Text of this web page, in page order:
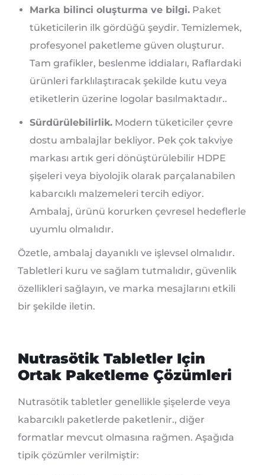
Marka bilinci oluşturma ve bilgi. Paket
tüketicilerin ilk gördüğü şeydir. Temizlemek,
profesyonel paketleme güven oluşturur.
Tam grafikler, beslenme iddiaları, Raflardaki
ürünleri farklılaştıracak şekilde kutu veya
etiketlerin üzerine logolar basılmaktadır..
Sürdürülebilirlik. Modern tüketiciler çevre
dostu ambalajlar bekliyor. Pek çok takviye
markası artık geri dönüştürülebilir HDPE
şişeleri veya biyolojik olarak parçalanabilen
kabarcıklı malzemeleri tercih ediyor.
Ambalaj, ürünü korurken çevresel hedeflerle
uyumlu olmalıdır.
Özetle, ambalaj dayanıklı ve işlevsel olmalıdır.
Tabletleri kuru ve sağlam tutmalıdır, güvenlik
özellikleri sağlayın, ve marka mesajlarını etkili
bir şekilde iletin.
Nutrasötik Tabletler Için
Ortak Paketleme Çözümleri
Nutrasötik tabletler genellikle şişelerde veya
kabarcıklı paketlerde paketlenir., diğer
formatlar mevcut olmasına rağmen. Aşağıda
tipik çözümler verilmiştir: